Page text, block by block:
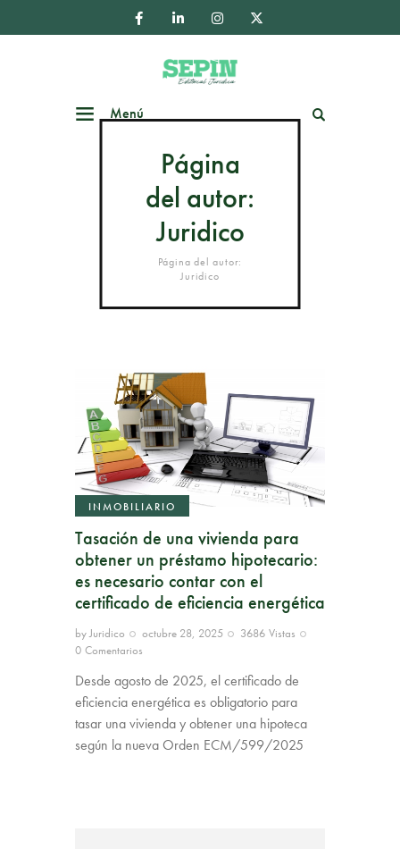
Menú
Página
del autor:
Juridico
Página del autor:
Juridico
INMOBILIARIO
Tasación de una vivienda para
obtener un préstamo hipotecario:
es necesario contar con el
certificado de eficiencia energética
byJuridico octubre 28, 2025 3686 Vistas
0 Comentarios
Desde agosto de 2025, el certificado de
eficiencia energética es obligatorio para
tasar una vivienda y obtener una hipoteca
según la nueva Orden ECM/599/2025